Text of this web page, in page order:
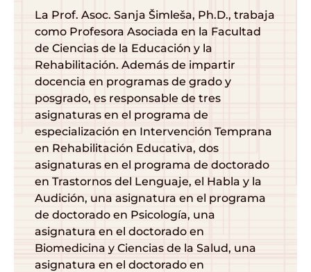
La Prof. Asoc. Sanja Šimleša, Ph.D., trabaja
como Profesora Asociada en la Facultad
de Ciencias de la Educación y la
Rehabilitación. Además de impartir
docencia en programas de grado y
posgrado, es responsable de tres
asignaturas en el programa de
especialización en Intervención Temprana
en Rehabilitación Educativa, dos
asignaturas en el programa de doctorado
en Trastornos del Lenguaje, el Habla y la
Audición, una asignatura en el programa
de doctorado en Psicología, una
asignatura en el doctorado en
Biomedicina y Ciencias de la Salud, una
asignatura en el doctorado en